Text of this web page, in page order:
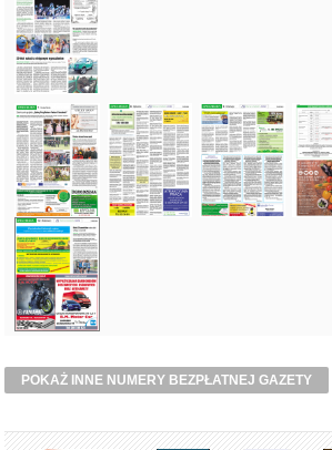
POKAŻ INNE NUMERY BEZPŁATNEJ GAZETY